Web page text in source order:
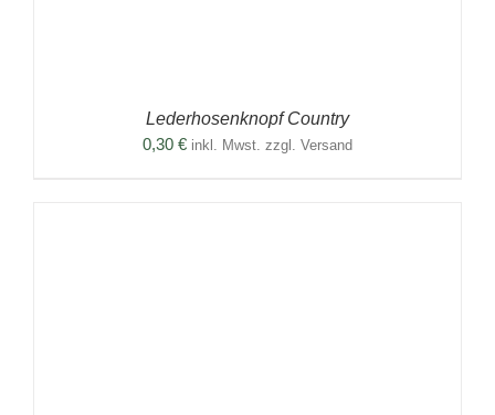
Lederhosenknopf Country
0,30 € inkl. Mwst. zzgl. Versand